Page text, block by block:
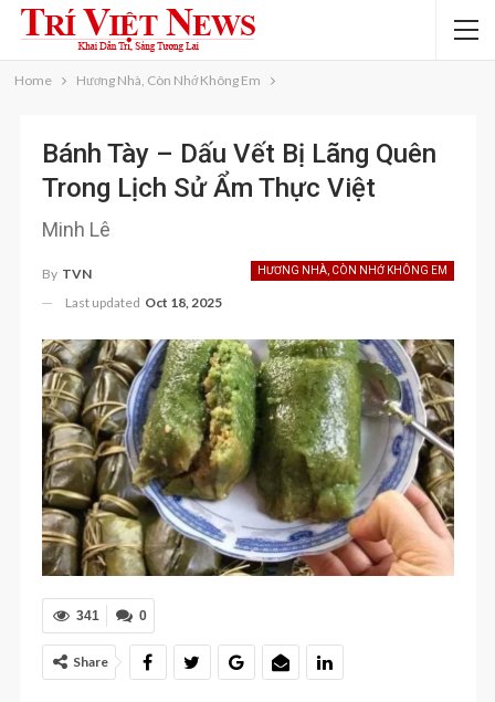
Home Hương Nhà, Còn Nhớ Không Em
Bánh Tày – Dấu Vết Bị Lãng Quên
Trong Lịch Sử Ẩm Thực Việt
Minh Lê
HƯƠNG NHÀ, CÒN NHỚ KHÔNG EM
By TVN
Last updated Oct 18, 2025
0
341
Share